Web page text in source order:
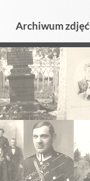
Archiwum zdjęć